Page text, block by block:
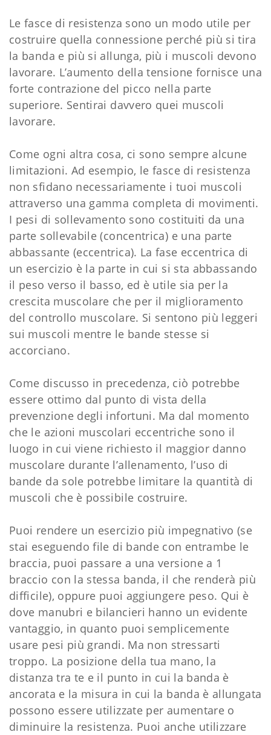
Le fasce di resistenza sono un modo utile per
costruire quella connessione perché più si tira
la banda e più si allunga, più i muscoli devono
lavorare. L’aumento della tensione fornisce una
forte contrazione del picco nella parte
superiore. Sentirai davvero quei muscoli
lavorare.
Come ogni altra cosa, ci sono sempre alcune
limitazioni. Ad esempio, le fasce di resistenza
non sfidano necessariamente i tuoi muscoli
attraverso una gamma completa di movimenti.
I pesi di sollevamento sono costituiti da una
parte sollevabile (concentrica) e una parte
abbassante (eccentrica). La fase eccentrica di
un esercizio è la parte in cui si sta abbassando
il peso verso il basso, ed è utile sia per la
crescita muscolare che per il miglioramento
del controllo muscolare. Si sentono più leggeri
sui muscoli mentre le bande stesse si
accorciano.
Come discusso in precedenza, ciò potrebbe
essere ottimo dal punto di vista della
prevenzione degli infortuni. Ma dal momento
che le azioni muscolari eccentriche sono il
luogo in cui viene richiesto il maggior danno
muscolare durante l’allenamento, l’uso di
bande da sole potrebbe limitare la quantità di
muscoli che è possibile costruire.
Puoi rendere un esercizio più impegnativo (se
stai eseguendo file di bande con entrambe le
braccia, puoi passare a una versione a 1
braccio con la stessa banda, il che renderà più
difficile), oppure puoi aggiungere peso. Qui è
dove manubri e bilancieri hanno un evidente
vantaggio, in quanto puoi semplicemente
usare pesi più grandi. Ma non stressarti
troppo. La posizione della tua mano, la
distanza tra te e il punto in cui la banda è
ancorata e la misura in cui la banda è allungata
possono essere utilizzate per aumentare o
diminuire la resistenza. Puoi anche utilizzare